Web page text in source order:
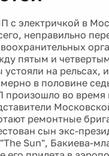
с электричкой в
неправильно
пятым и
на рельсах,
в половине
произошло во
ремонтные
сын экс-
Sun", Бакиева-